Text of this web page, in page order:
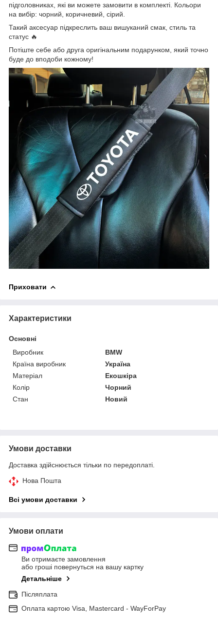
підголовниках, які ви можете замовити в комплекті. Кольори
на вибір: чорний, коричневий, сірий.
Такий аксесуар підкреслить ваш вишуканий смак, стиль та
статус 🔥
Потіште себе або друга оригінальним подарунком, який точно
буде до вподоби кожному!
Приховати
Характеристики
Основні
Виробник
BMW
Країна виробник
Україна
Матеріал
Екошкіра
Колір
Чорний
Стан
Новий
Умови доставки
Доставка здійснюється тільки по передоплаті.
Нова Пошта
Всі умови доставки
Умови оплати
Ви отримаєте замовлення
або гроші повернуться на вашу картку
Детальніше
Післяплата
Оплата картою Visa, Mastercard - WayForPay